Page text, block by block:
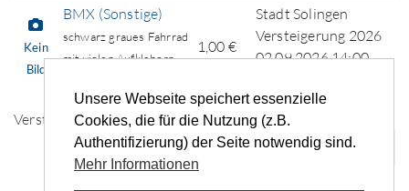
Unsere Webseite speichert essenzielle
Cookies, die für die Nutzung (z.B.
Authentifizierung) der Seite notwendig sind.
Mehr Informationen
Kein
Bild
BMX (Sonstige)
schwarz graues Fahrrad
mit vielen Aufklebern
1,00 €
Stadt Solingen
Versteigerung 2026
02.09.2026 14:00
Versteigerungen pro Seite
«
‹ 1 2 3 4 5 ... ›